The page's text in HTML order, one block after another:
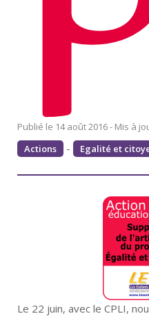
14 août 2016
Actions
- Egalité et
Le 22 juin, avec le CPLI,